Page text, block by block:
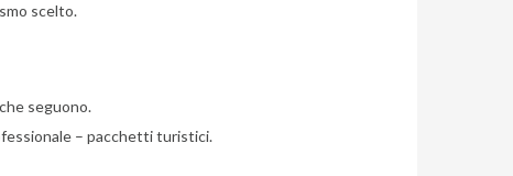
scelto.
seguono.
– pacchetti turistici.